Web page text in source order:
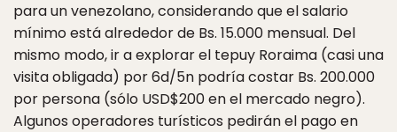
para un venezolano, considerando que el salario
mínimo está alrededor de Bs. 15.000 mensual. Del
mismo modo, ir a explorar el tepuy Roraima (casi una
visita obligada) por 6d/5n podría costar Bs. 200.000
por persona (sólo USD$200 en el mercado negro).
Algunos operadores turísticos pedirán el pago en